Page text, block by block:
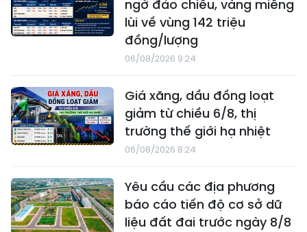
ngờ đảo chiều, vàng miếng
lùi về vùng 142 triệu
đồng/lượng
06/08/2026 9:24
Giá xăng, dầu đồng loạt
giảm từ chiều 6/8, thị
trường thế giới hạ nhiệt
06/08/2026 8:24
Yêu cầu các địa phương
báo cáo tiến độ cơ sở dữ
liệu đất đai trước ngày 8/8